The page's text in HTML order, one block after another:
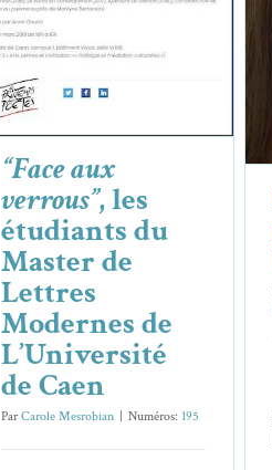
Lettres Modernes de
L’Université de Caen
“Face aux
verrous”, les
étudiants du
Master de
Lettres
Modernes de
L’Université
de Caen
ParCarole Mesrobian Numéros: 195